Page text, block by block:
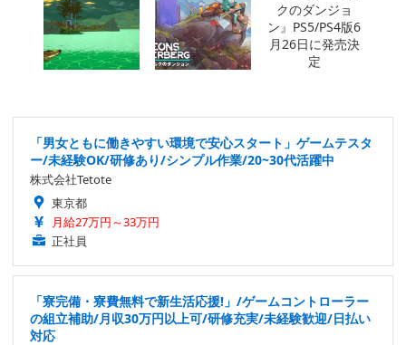
「男女ともに働きやすい環境で安心スタート」ゲームテスタ
ー/未経験OK/研修あり/シンプル作業/20~30代活躍中
株式会社Tetote
東京都
月給27万円～33万円
正社員
「寮完備・寮費無料で新生活応援!」/ゲームコントローラー
の組立補助/月収30万円以上可/研修充実/未経験歓迎/日払い
対応